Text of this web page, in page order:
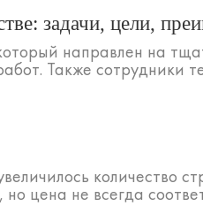
задачи, цели,
направлен на
Также сотрудники
количество
цена не всегда